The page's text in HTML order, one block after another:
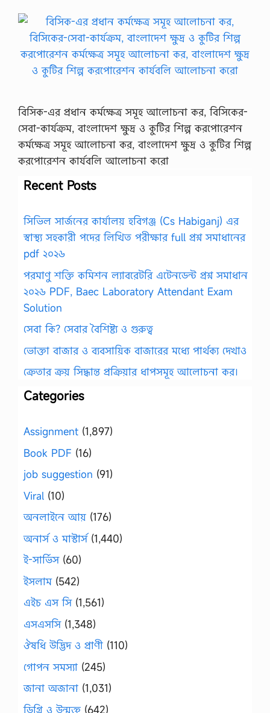
বিসিক-এর প্রধান কর্মক্ষেত্র সমূহ আলোচনা কর, বিসিকের-
সেবা-কার্যক্রম, বাংলাদেশ ক্ষুদ্র ও কুটির শিল্প করপোরেশন
কর্মক্ষেত্র সমূহ আলোচনা কর, বাংলাদেশ ক্ষুদ্র ও কুটির শিল্প
করপোরেশন কার্যবলি আলোচনা করো
Recent Posts
সিভিল সার্জনের কার্যালয় হবিগঞ্জ (Cs Habiganj) এর
স্বাস্থ্য সহকারী পদের লিখিত পরীক্ষার full প্রশ্ন সমাধানের
pdf ২০২৬
পরমাণু শক্তি কমিশন ল্যাবরেটরি এটেনডেন্ট প্রশ্ন সমাধান
২০২৬ PDF, Baec Laboratory Attendant Exam
Solution
সেবা কি? সেবার বৈশিষ্ট্য ও গুরুত্ব
ভোক্তা বাজার ও ব্যবসায়িক বাজারের মধ্যে পার্থক্য দেখাও
ক্রেতার ক্রয় সিদ্ধান্ত প্রক্রিয়ার ধাপসমূহ আলোচনা কর।
Categories
Assignment (1,897)
Book PDF (16)
job suggestion (91)
Viral (10)
অনলাইনে আয় (176)
অনার্স ও মাস্টার্স(1,440)
ই-সার্ভিস(60)
ইসলাম(542)
এইচ এস সি(1,561)
এসএসসি(1,348)
ঔষধি উদ্ভিদ ও প্রাণী (110)
গোপন সমস্যা (245)
জানা অজানা (1,031)
ডিগ্রি ও উন্মুক্ত (642)